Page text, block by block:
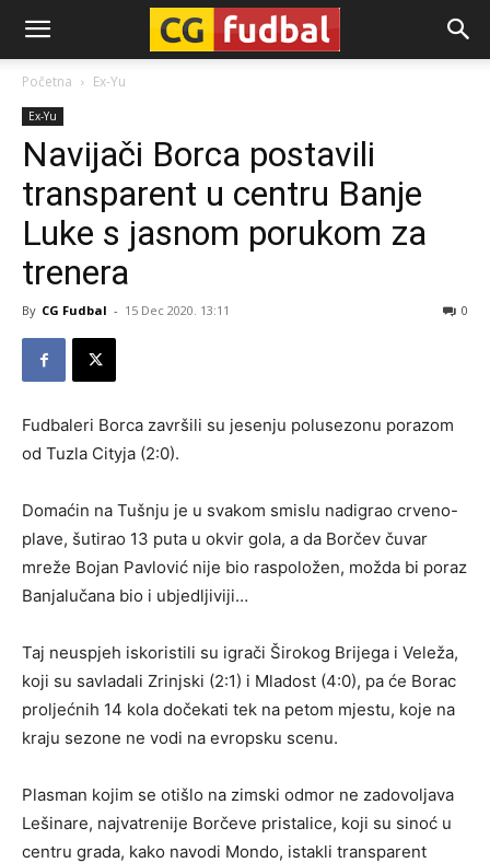
CG-
Fudbal
Početna Ex-Yu
Ex-Yu
Navijači Borca postavili
transparent u centru Banje
Luke s jasnom porukom za
trenera
By CG Fudbal - 15 Dec 2020. 13:11 0
Fudbaleri Borca završili su jesenju polusezonu porazom
od Tuzla Cityja (2:0).
Domaćin na Tušnju je u svakom smislu nadigrao crveno-
plave, šutirao 13 puta u okvir gola, a da Borčev čuvar
mreže Bojan Pavlović nije bio raspoložen, možda bi poraz
Banjalučana bio i ubjedljiviji…
Taj neuspjeh iskoristili su igrači Širokog Brijega i Veleža,
koji su savladali Zrinjski (2:1) i Mladost (4:0), pa će Borac
proljećnih 14 kola dočekati tek na petom mjestu, koje na
kraju sezone ne vodi na evropsku scenu.
Plasman kojim se otišlo na zimski odmor ne zadovoljava
Lešinare, najvatrenije Borčeve pristalice, koji su sinoć u
centru grada, kako navodi Mondo, istakli transparent